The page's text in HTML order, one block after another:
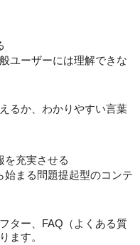
ユーザーには理解できな
るか、わかりやすい言葉
を充実させる
始まる問題提起型のコンテ
ター、FAQ（よくある質
ます。